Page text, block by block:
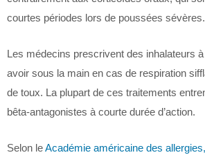
courtes périodes lors de poussées sévères.
Les médecins prescrivent des inhalateurs
avoir sous la main en cas de respiration
de toux. La plupart de ces traitements
bêta-antagonistes à courte durée d’action.
Selon leAcadémie américaine des